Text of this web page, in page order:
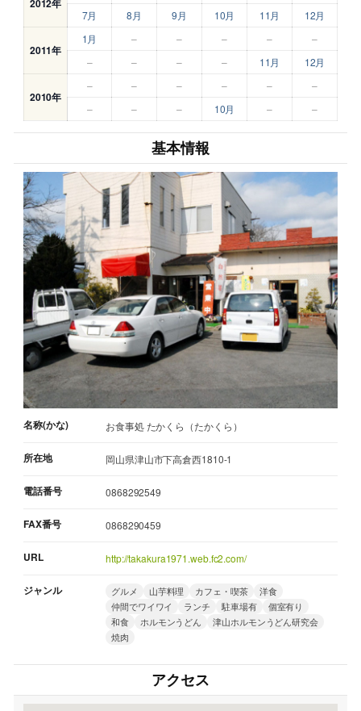
2012年
7月
8月 9月 10月 11月 12月
2011年
1月 – – – –
–
–
– – – 11月 12月
2010年
– – – – –
–
–
– – 10月 – –
基本情報
名称(かな) お食事処 たかくら（たかくら）
所在地 岡山県津山市下高倉西1810-1
電話番号 0868292549
FAX番号 0868290459
URL http://takakura1971.web.fc2.com/
ジャンル グルメ 山芋料理 カフェ・喫茶
洋食
仲間でワイワイ
ランチ 駐車場有
個室有り
和食
ホルモンうどん
津山ホルモンうどん研究会
焼肉
アクセス